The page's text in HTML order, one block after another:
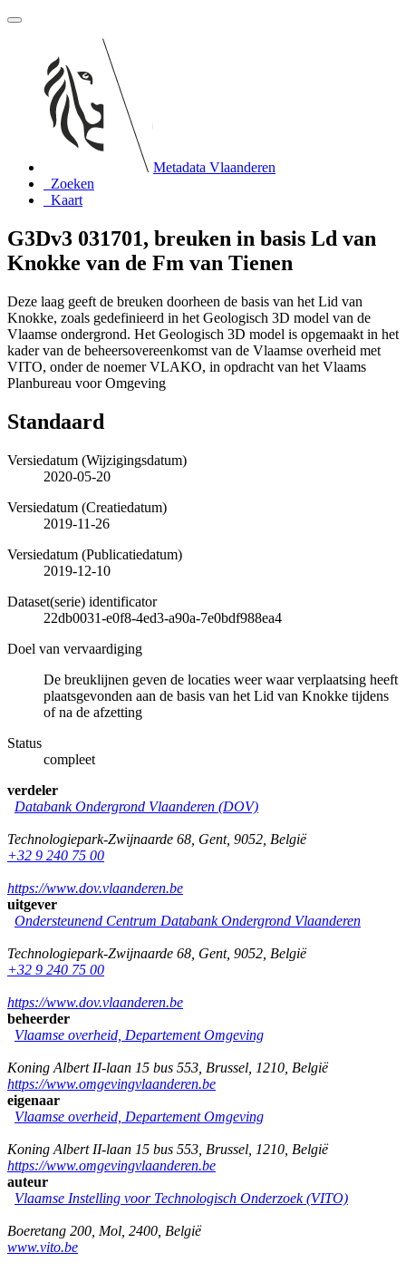
Metadata Vlaanderen
Zoeken
Kaart
G3Dv3 031701, breuken in basis Ld van
Knokke van de Fm van Tienen
Deze laag geeft de breuken doorheen de basis van het Lid van
Knokke, zoals gedefinieerd in het Geologisch 3D model van de
Vlaamse ondergrond. Het Geologisch 3D model is opgemaakt in het
kader van de beheersovereenkomst van de Vlaamse overheid met
VITO, onder de noemer VLAKO, in opdracht van het Vlaams
Planbureau voor Omgeving
Standaard
Versiedatum (Wijzigingsdatum)
2020-05-20
Versiedatum (Creatiedatum)
2019-11-26
Versiedatum (Publicatiedatum)
2019-12-10
Dataset(serie) identificator
22db0031-e0f8-4ed3-a90a-7e0bdf988ea4
Doel van vervaardiging
De breuklijnen geven de locaties weer waar verplaatsing heeft
plaatsgevonden aan de basis van het Lid van Knokke tijdens
of na de afzetting
Status
compleet
verdeler
Databank Ondergrond Vlaanderen (DOV)
Technologiepark-Zwijnaarde 68 Gent, 9052 België
+32 9 240 75 00
https://www.dov.vlaanderen.be
uitgever
Ondersteunend Centrum Databank Ondergrond Vlaanderen
Technologiepark-Zwijnaarde 68 Gent, 9052 België
+32 9 240 75 00
https://www.dov.vlaanderen.be
beheerder
Vlaamse overheid, Departement Omgeving
Koning Albert II-laan 15 bus 553 Brussel 1210 België
https://www.omgevingvlaanderen.be
eigenaar
Vlaamse overheid, Departement Omgeving
Koning Albert II-laan 15 bus 553 Brussel 1210 België
https://www.omgevingvlaanderen.be
auteur
Vlaamse Instelling voor Technologisch Onderzoek (VITO)
Boeretang 200 Mol 2400 België
www.vito.be